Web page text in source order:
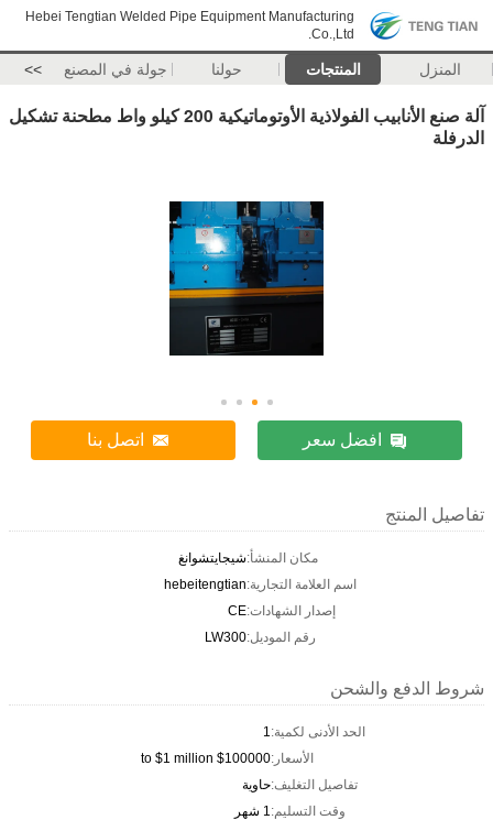
Hebei Tengtian Welded Pipe Equipment Manufacturing
Co.,Ltd.
المنزل المنتجات حولنا جولة في المصنع >>
آلة صنع الأنابيب الفولاذية الأوتوماتيكية 200 كيلو واط مطحنة تشكيل
الدرفلة
افضل سعر اتصل بنا
تفاصيل المنتج
مكان المنشأ:شيجايتشوانغ
اسم العلامة التجارية:hebeitengtian
إصدار الشهادات:CE
رقم الموديل:LW300
شروط الدفع والشحن
الحد الأدنى لكمية:1
الأسعار:$100000 to $1 million
تفاصيل التغليف:حاوية
وقت التسليم:1 شهر